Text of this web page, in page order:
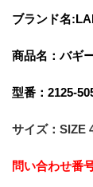
ブランド名
商品名：バギ
型番：2125-
サイズ：SIZE
問い合わせ番